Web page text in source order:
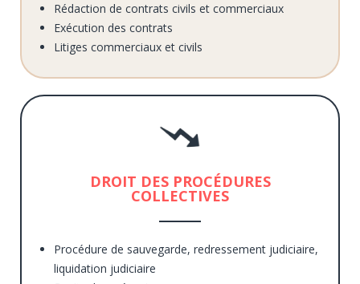
Rédaction de contrats civils et commerciaux
Exécution des contrats
Litiges commerciaux et civils
DROIT DES PROCÉDURES
COLLECTIVES
Procédure de sauvegarde, redressement judiciaire,
liquidation judiciaire